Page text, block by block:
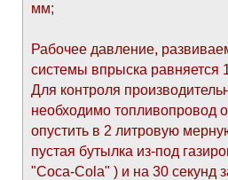
мм;
Рабочее давление,
системы впрыска равняется
Для контроля
необходимо топливопровод
опустить в 2 литровую
пустая бутылка из-под
"Coca-Cola" ) и на 30 секунд